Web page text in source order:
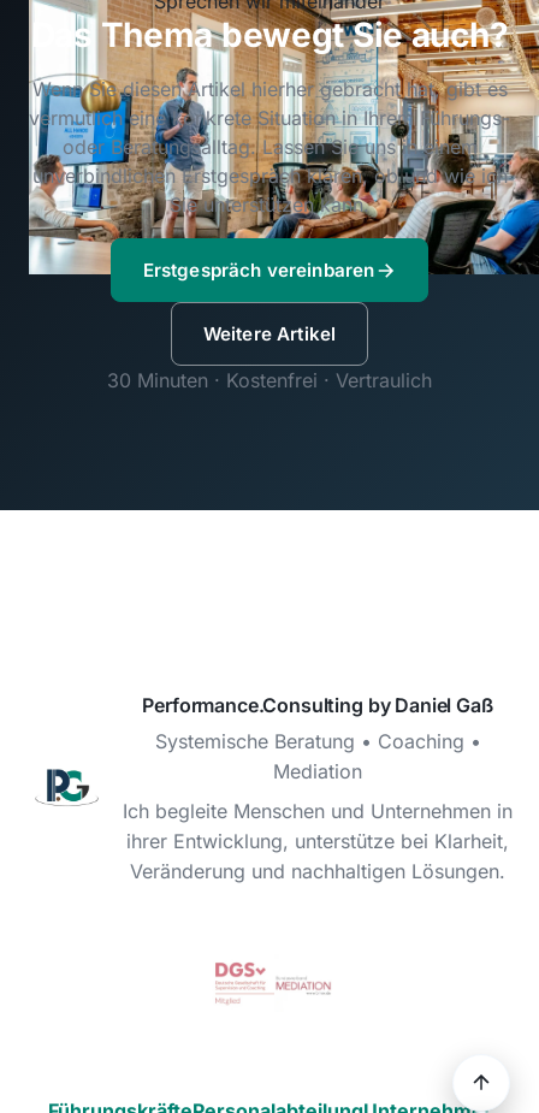
Das Thema bewegt Sie auch?
Wenn Sie diesen Artikel hierher gebracht hat, gibt es
vermutlich eine konkrete Situation in Ihrem Führungs-
oder Beratungsalltag. Lassen Sie uns in einem
unverbindlichen Erstgespräch klären, ob und wie ich
Sie unterstützen kann.
Erstgespräch vereinbaren
Weitere Artikel
30 Minuten · Kostenfrei · Vertraulich
Performance.Consulting by Daniel Gaß
Systemische Beratung • Coaching •
Mediation
Ich begleite Menschen und Unternehmen in
ihrer Entwicklung, unterstütze bei Klarheit,
Veränderung und nachhaltigen Lösungen.